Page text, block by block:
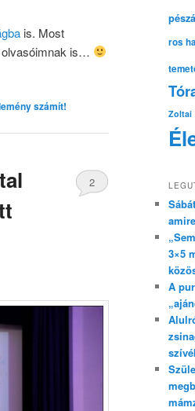
is. Most
olvasóimnak is…
számít!
2
ros
Zoltai
3×5
A